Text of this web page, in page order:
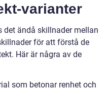
varianter
det ändå skillnader mellan
för att förstå de
Här är några av de
som betonar renhet och